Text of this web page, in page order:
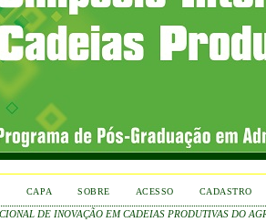
CAPA SOBRE ACESSO CADASTRO
DE INOVAÇÃO EM CADEIAS PRODUTIVAS DO